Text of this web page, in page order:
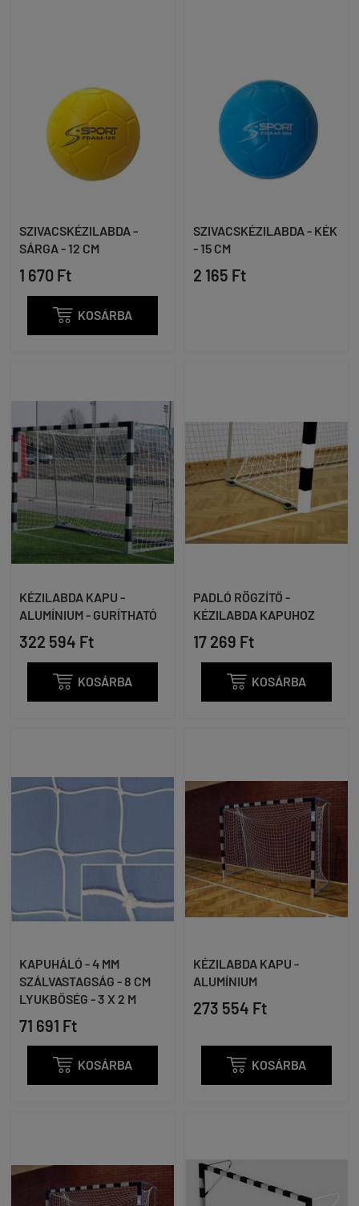
SZIVACSKÉZILABDA -
SÁRGA - 12 CM
1 670 Ft
 KOSÁRBA
SZIVACSKÉZILABDA - KÉK
- 15 CM
2 165 Ft
KÉZILABDA KAPU -
ALUMÍNIUM - GURÍTHATÓ
322 594 Ft
 KOSÁRBA
PADLÓ RÖGZÍTŐ -
KÉZILABDA KAPUHOZ
17 269 Ft
 KOSÁRBA
KAPUHÁLÓ - 4 MM
SZÁLVASTAGSÁG - 8 CM
LYUKBŐSÉG - 3 X 2 M
71 691 Ft
 KOSÁRBA
KÉZILABDA KAPU -
ALUMÍNIUM
273 554 Ft
 KOSÁRBA